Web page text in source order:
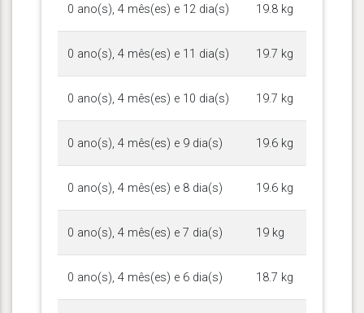
0 ano(s), 4 mês(es) e 12 dia(s) 19.8 kg
0 ano(s), 4 mês(es) e 11 dia(s) 19.7 kg
0 ano(s), 4 mês(es) e 10 dia(s) 19.7 kg
0 ano(s), 4 mês(es) e 9 dia(s) 19.6 kg
0 ano(s), 4 mês(es) e 8 dia(s) 19.6 kg
0 ano(s), 4 mês(es) e 7 dia(s) 19 kg
0 ano(s), 4 mês(es) e 6 dia(s) 18.7 kg